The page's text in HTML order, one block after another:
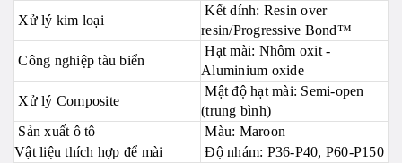
Xử lý kim loại
Kết dính: Resin over
resin/Progressive Bond™
Công nghiệp tàu biển
Hạt mài: Nhôm oxit -
Aluminium oxide
Xử lý Composite
Mật độ hạt mài: Semi-open
(trung bình)
Sản xuất ô tô
Màu: Maroon
Vật liệu thích hợp để mài
Độ nhám: P36-P40, P60-P150